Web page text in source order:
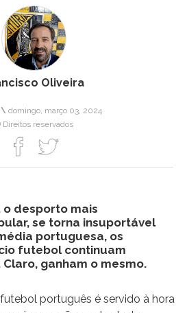
Oliveira
\ domingo, março 03, 2024
Direitos reservados
desporto mais
se torna insuportável
portuguesa, os
futebol continuam
ganham o mesmo.
português é servido à hora